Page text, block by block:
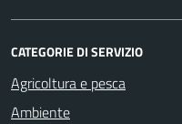
CATEGORIE DI SERVIZIO
Agricoltura e pesca
Ambiente